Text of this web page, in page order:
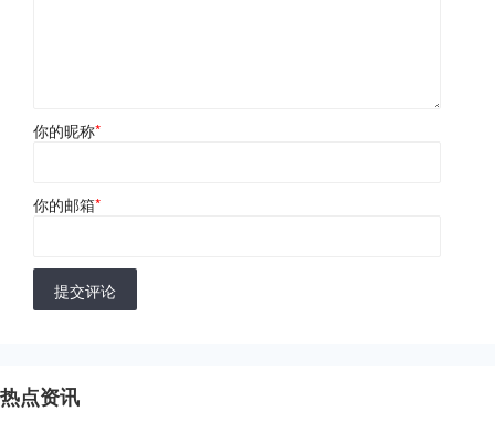
你的昵称*
你的邮箱*
提交评论
热点资讯